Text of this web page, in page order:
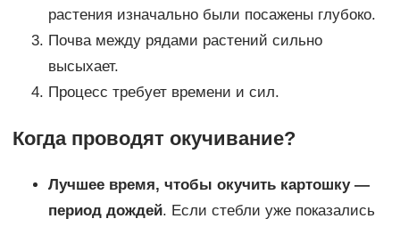
растения изначально были посажены глубоко.
Почва между рядами растений сильно
высыхает.
Процесс требует времени и сил.
Когда проводят окучивание?
Лучшее время, чтобы окучить картошку —
период дождей. Если стебли уже показались